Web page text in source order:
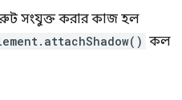
রুট সংযুক্ত করার কাজ হল
কল